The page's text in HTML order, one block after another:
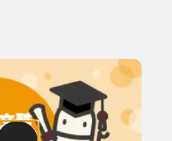
稱、主持人或關鍵字